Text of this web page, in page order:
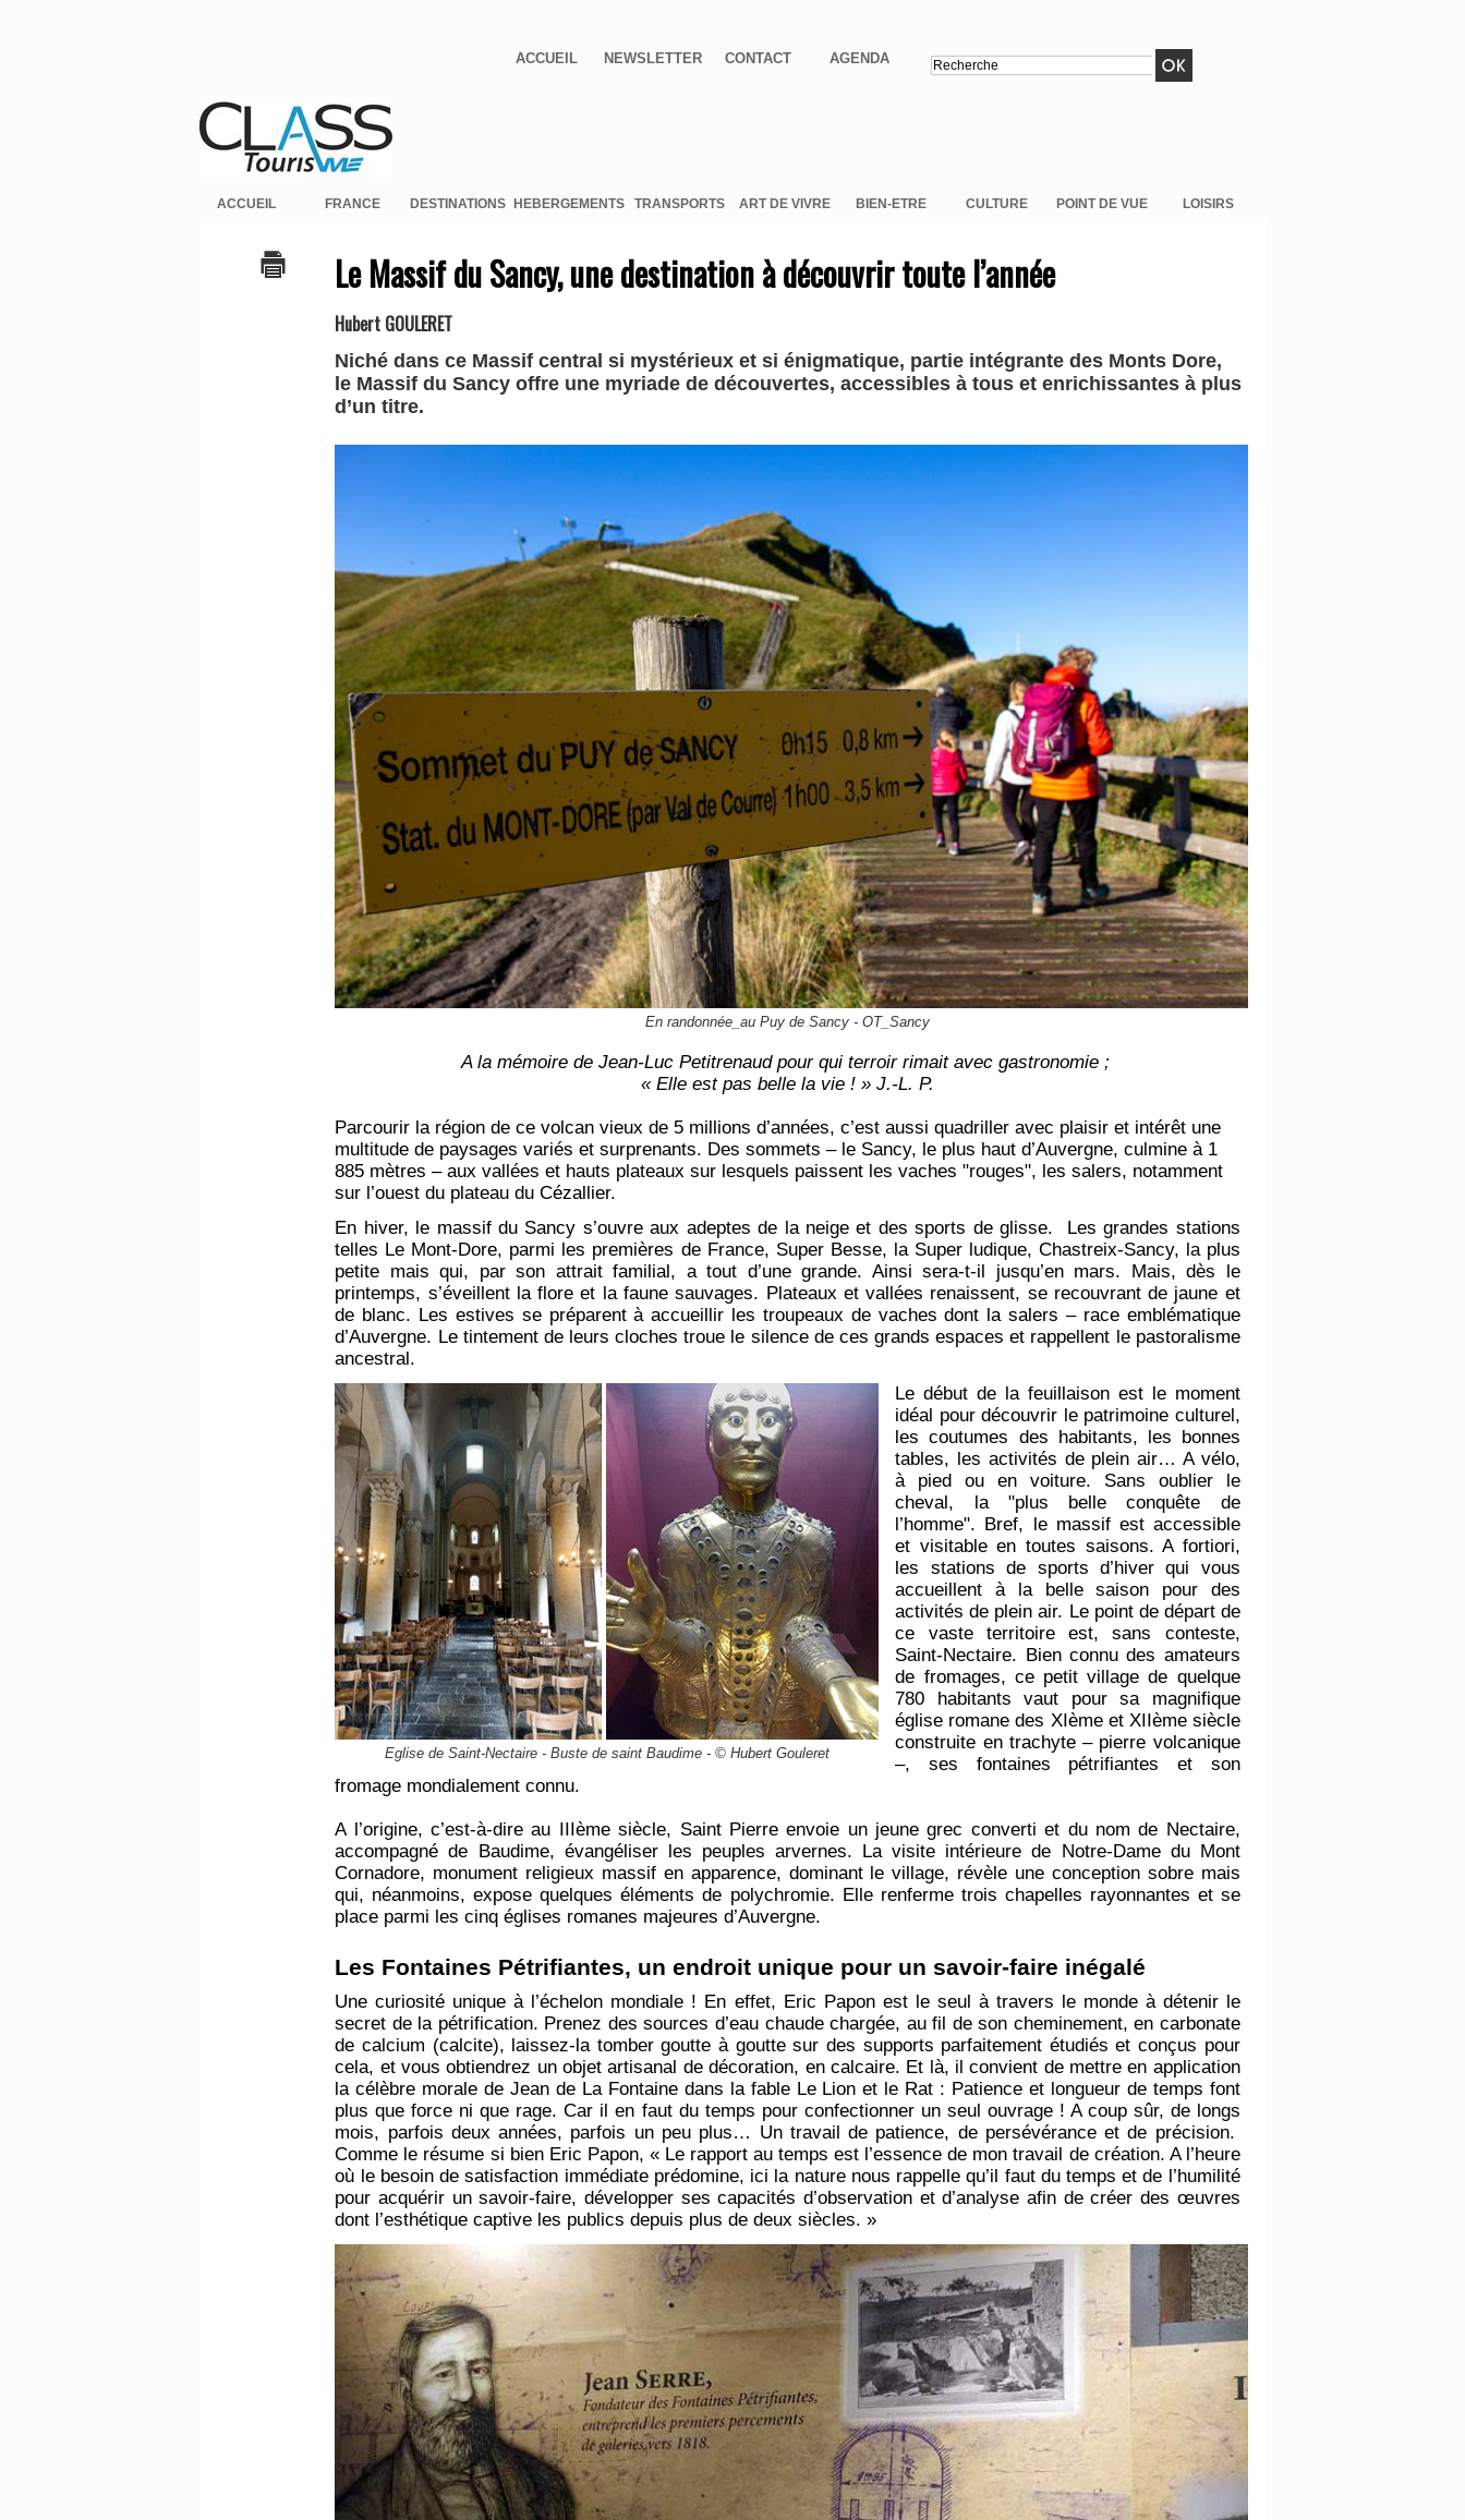
ACCUEIL NEWSLETTER CONTACT AGENDA
ACCUEIL FRANCE DESTINATIONS HEBERGEMENTS TRANSPORTS ART DE VIVRE BIEN-ETRE CULTURE POINT DE VUE LOISIRS
Le Massif du Sancy, une destination à découvrir toute l’année
Hubert GOULERET
Niché dans ce Massif central si mystérieux et si énigmatique, partie intégrante des Monts Dore,
le Massif du Sancy offre une myriade de découvertes, accessibles à tous et enrichissantes à plus
d’un titre.
En randonnée_au Puy de Sancy - OT_Sancy
A la mémoire de Jean-Luc Petitrenaud pour qui terroir rimait avec gastronomie ;
« Elle est pas belle la vie ! » J.-L. P.
Parcourir la région de ce volcan vieux de 5 millions d’années, c’est aussi quadriller avec plaisir et intérêt une
multitude de paysages variés et surprenants. Des sommets – le Sancy, le plus haut d’Auvergne, culmine à 1
885 mètres – aux vallées et hauts plateaux sur lesquels paissent les vachesʺrougesʺ, les salers, notamment
sur l’ouest du plateau du Cézallier.
En hiver, le massif du Sancy s’ouvre aux adeptes de la neige et des sports de glisse. Les grandes stations
telles Le Mont-Dore, parmi les premières de France, Super Besse, la Super ludique, Chastreix-Sancy, la plus
petite mais qui, par son attrait familial, a tout d’une grande. Ainsi sera-t-il jusqu’en mars. Mais, dès le
printemps, s’éveillent la flore et la faune sauvages. Plateaux et vallées renaissent, se recouvrant de jaune et
de blanc. Les estives se préparent à accueillir les troupeaux de vaches dont la salers – race emblématique
d’Auvergne. Le tintement de leurs cloches troue le silence de ces grands espaces et rappellent le pastoralisme
ancestral.
Eglise de Saint-Nectaire - Buste de saint Baudime - © Hubert Gouleret
Le début de la feuillaison est le moment
idéal pour découvrir le patrimoine culturel,
les coutumes des habitants, les bonnes
tables, les activités de plein air… A vélo,
à pied ou en voiture. Sans oublier le
cheval, la ʺplus belle conquête de
l’hommeʺ. Bref, le massif est accessible
et visitable en toutes saisons. A fortiori,
les stations de sports d’hiver qui vous
accueillent à la belle saison pour des
activités de plein air. Le point de départ de
ce vaste territoire est, sans conteste,
Saint-Nectaire. Bien connu des amateurs
de fromages, ce petit village de quelque
780 habitants vaut pour sa magnifique
église romane des XIème et XIIème siècle
construite en trachyte–pierre volcanique
–, ses fontaines pétrifiantes et son
fromage mondialement connu.
A l’origine, c’est-à-dire au IIIème siècle, Saint Pierre envoie un jeune grec converti et du nom de Nectaire,
accompagné de Baudime, évangéliser les peuples arvernes. La visite intérieure de Notre-Dame du Mont
Cornadore, monument religieux massif en apparence, dominant le village, révèle une conception sobre mais
qui, néanmoins, expose quelques éléments de polychromie. Elle renferme trois chapelles rayonnantes et se
place parmi les cinq églises romanes majeures d’Auvergne.
Les Fontaines Pétrifiantes, un endroit unique pour un savoir-faire inégalé
Une curiosité unique à l’échelon mondiale ! En effet, Eric Papon est le seul à travers le monde à détenir le
secret de la pétrification. Prenez des sources d’eau chaude chargée, au fil de son cheminement, en carbonate
de calcium (calcite), laissez-la tomber goutte à goutte sur des supports parfaitement étudiés et conçus pour
cela, et vous obtiendrez un objet artisanal de décoration, en calcaire. Et là, il convient de mettre en application
la célèbre morale de Jean de La Fontaine dans la fable Le Lion et le Rat : Patience et longueur de temps font
plus que force ni que rage. Car il en faut du temps pour confectionner un seul ouvrage ! A coup sûr, de longs
mois, parfois deux années, parfois un peu plus… Un travail de patience, de persévérance et de précision.
Comme le résume si bien Eric Papon, « Le rapport au temps est l’essence de mon travail de création. A l’heure
où le besoin de satisfaction immédiate prédomine, ici la nature nous rappelle qu’il faut du temps et de l’humilité
pour acquérir un savoir-faire, développer ses capacités d’observation et d’analyse afin de créer des œuvres
dont l’esthétique captive les publics depuis plus de deux siècles. »